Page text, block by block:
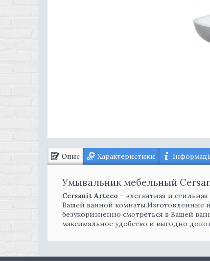
Опис Характеристики
Умывальник мебельный
Cersanit Arteco - элегантная и
Вашей ванной комнаты.Изготовленные
безукоризненно смотреться в Вашей
максимальное удобство и выгодно